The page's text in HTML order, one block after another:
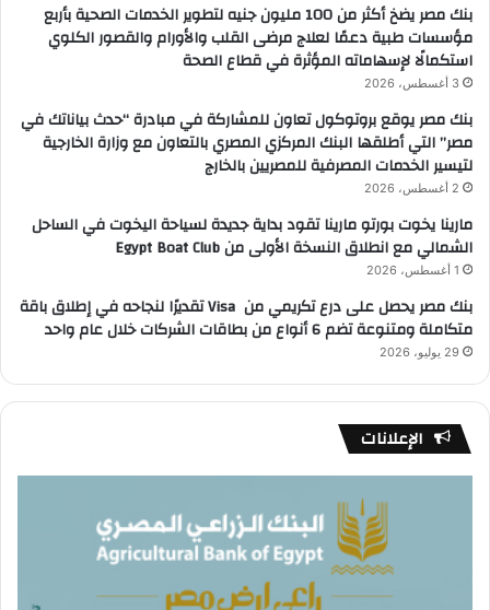
بنك مصر يضخ أكثر من 100 مليون جنيه لتطوير الخدمات الصحية بأربع
مؤسسات طبية دعمًا لعلاج مرضى القلب والأورام والقصور الكلوي
استكمالًا لإسهاماته المؤثرة في قطاع الصحة
3 أغسطس، 2026
بنك مصر يوقع بروتوكول تعاون للمشاركة في مبادرة “حدث بياناتك في
مصر” التي أطلقها البنك المركزي المصري بالتعاون مع وزارة الخارجية
لتيسير الخدمات المصرفية للمصريين بالخارج
2 أغسطس، 2026
مارينا يخوت بورتو مارينا تقود بداية جديدة لسياحة اليخوت في الساحل
الشمالي مع انطلاق النسخة الأولى من Egypt Boat Club
1 أغسطس، 2026
بنك مصر يحصل على درع تكريمي من Visa تقديرًا لنجاحه في إطلاق باقة
متكاملة ومتنوعة تضم 6 أنواع من بطاقات الشركات خلال عام واحد
29 يوليو، 2026
الإعلانات